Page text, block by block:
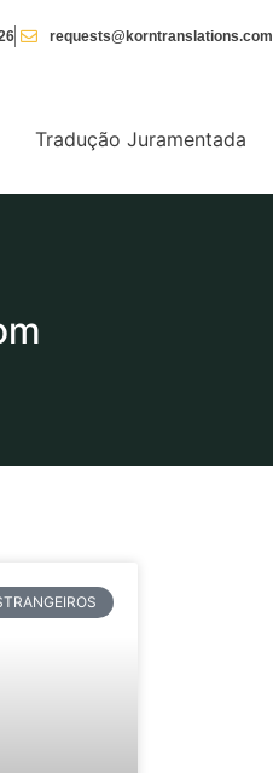
requests@korntranslations.com
Tradução Juramentada